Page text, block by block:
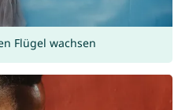
Flügel wachsen